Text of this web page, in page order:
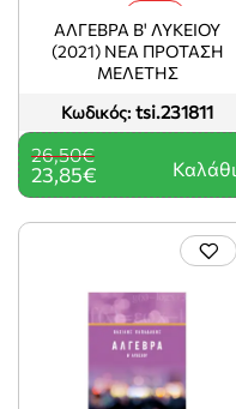
Κωδικός: tsi.231811
ΑΛΓΕΒΡΑ Β' ΛΥΚΕΙΟΥ
(2021) ΝΕΑ ΠΡΟΤΑΣΗ
ΜΕΛΕΤΗΣ
23,85€
26,50€
Καλάθι